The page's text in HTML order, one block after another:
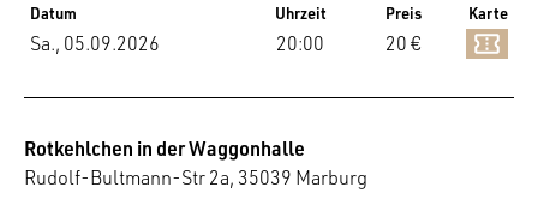
Datum Uhrzeit Preis Karte
Sa., 05.09.2026 20:00 20 €
Rotkehlchen in der Waggonhalle
Rudolf-Bultmann-Str 2a, 35039 Marburg